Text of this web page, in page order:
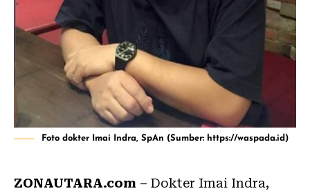
Foto dokter Imai Indra, SpAn (Sumber: https://waspada.id)
ZONAUTARA.com – Dokter Imai Indra,